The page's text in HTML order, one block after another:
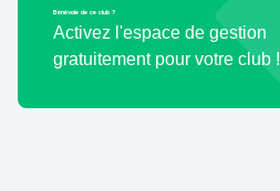
Bénévole de ce club ?
Activez l'espace de gestion
gratuitement pour votre club !